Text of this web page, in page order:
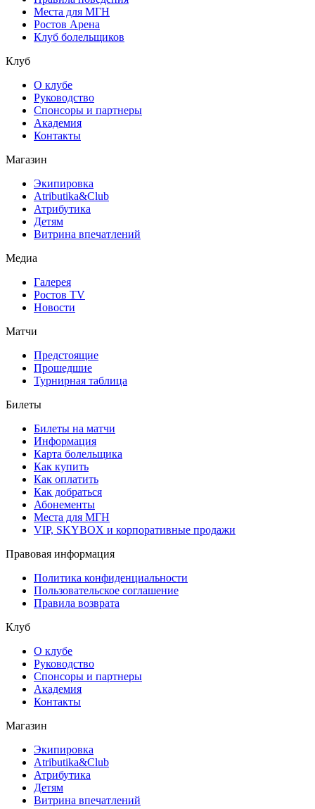
Места для МГН
Ростов Арена
Клуб болельщиков
Клуб
О клубе
Руководство
Спонсоры и партнеры
Академия
Контакты
Магазин
Экипировка
Atributika&Club
Атрибутика
Детям
Витрина впечатлений
Медиа
Галерея
Ростов TV
Новости
Матчи
Предстоящие
Прошедшие
Турнирная таблица
Билеты
Билеты на матчи
Информация
Карта болельщика
Как купить
Как оплатить
Как добраться
Абонементы
Места для МГН
VIP, SKYBOX и корпоративные продажи
Правовая информация
Политика конфиденциальности
Пользовательское соглашение
Правила возврата
Клуб
О клубе
Руководство
Спонсоры и партнеры
Академия
Контакты
Магазин
Экипировка
Atributika&Club
Атрибутика
Детям
Витрина впечатлений